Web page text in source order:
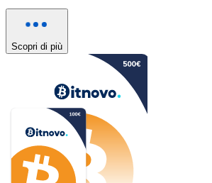
Scopri di più